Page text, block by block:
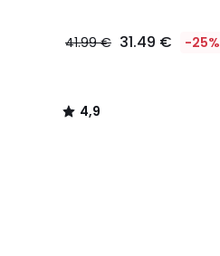
41.99 € 31.49 € -25%
4,9
/